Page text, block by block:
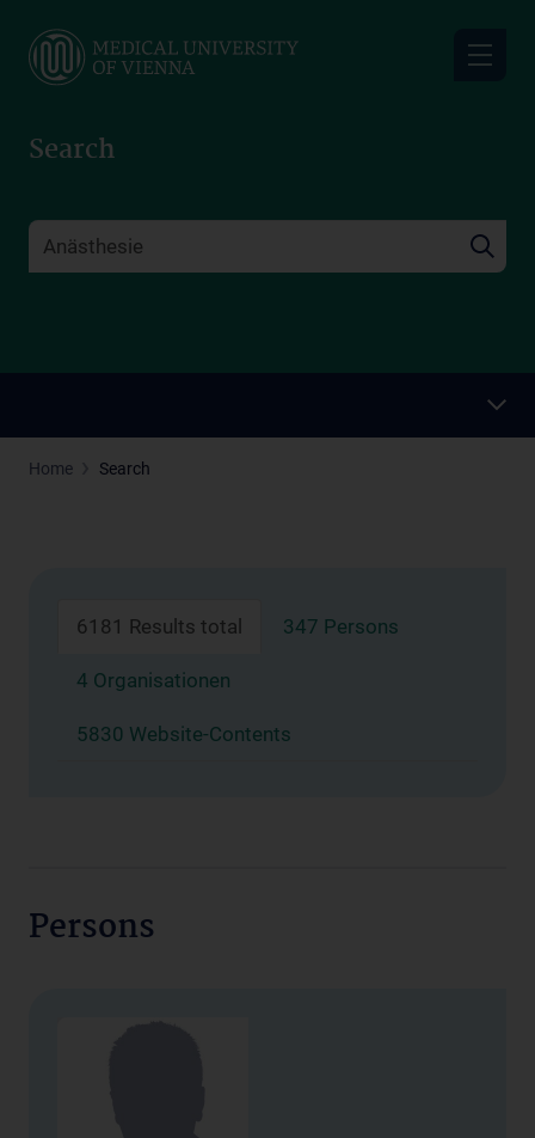
main
Search
Home Search
6181 Results total 347 Persons
4 Organisationen
5830 Website-Contents
Persons